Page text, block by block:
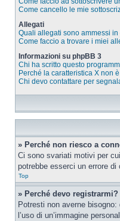
Come cancello le mie
Allegati
Quali allegati sono ammessi
Come faccio a trovare i miei
Informazioni su phpBB 3
Chi ha scritto questo
Perché la caratteristica X non
Chi devo contattare per
» Perché non riesco a
Ci sono svariati motivi per
potrebbe esserci un errore di
Top
» Perché devo registrarmi?
Potresti non averne
l’uso di un’immagine